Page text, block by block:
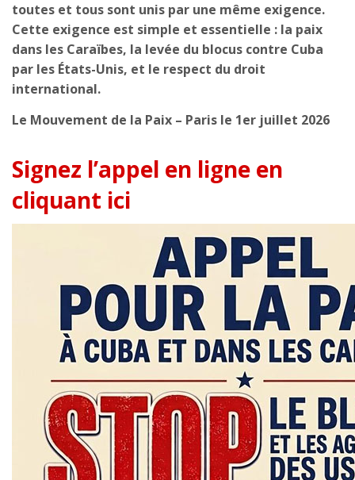
toutes et tous sont unis par une même exigence.
Cette exigence est simple et essentielle : la paix
dans les Caraïbes, la levée du blocus contre Cuba
par les États-Unis, et le respect du droit
international.
Le Mouvement de la Paix – Paris le 1er juillet 2026
Signez l’appel en ligne en
cliquant ici